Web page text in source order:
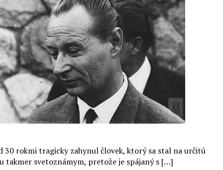
30 rokmi tragicky zahynul človek, ktorý sa stal na určitú
takmer svetoznámym, pretože je spájaný s […]